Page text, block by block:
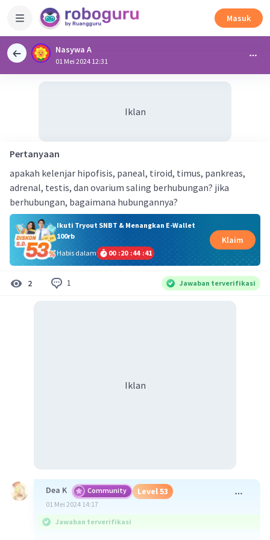
Masuk
Nasywa A
01 Mei 2024 12:31
Iklan
Pertanyaan
apakah kelenjar hipofisis, paneal, tiroid, timus, pankreas,
adrenal, testis, dan ovarium saling berhubungan? jika
berhubungan, bagaimana hubungannya?
Ikuti Tryout SNBT & Menangkan E-Wallet
100rb
Habis dalam
00 :20 :44 :40
Klaim
2 1 Jawaban terverifikasi
Iklan
Dea K Community Level 53
01 Mei 2024 14:17
Jawaban terverifikasi